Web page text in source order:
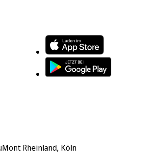
Rheinland, Köln